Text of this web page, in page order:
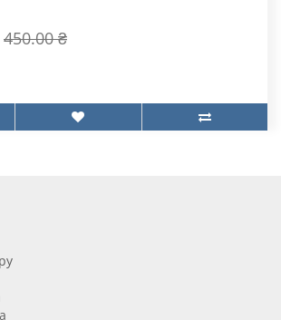
450.00 ₴